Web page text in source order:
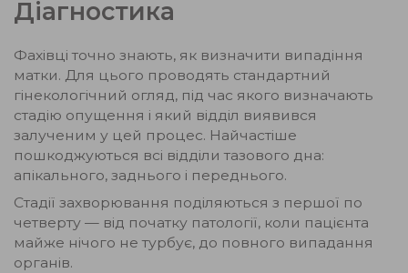
Діагностика
Фахівці точно знають, як визначити випадіння
матки. Для цього проводять стандартний
гінекологічний огляд, під час якого визначають
стадію опущення і який відділ виявився
залученим у цей процес. Найчастіше
пошкоджуються всі відділи тазового дна:
апікального, заднього і переднього.
Стадії захворювання поділяються з першої по
четверту — від початку патології, коли пацієнта
майже нічого не турбує, до повного випадання
органів.